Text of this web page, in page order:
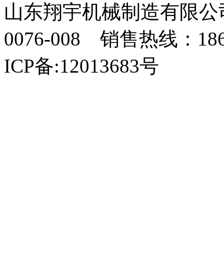
山东翔宇机械制造有限
0076-008 销售热线：
ICP备:12013683号